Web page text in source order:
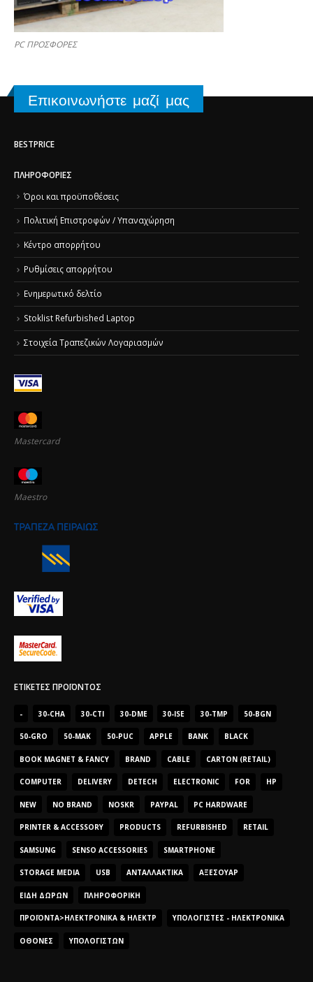
PC ΠΡΟΣΦΟΡΕΣ
Επικοινωνήστε μαζί μας
BESTPRICE
ΠΛΗΡΟΦΟΡΊΕΣ
Όροι και προϋποθέσεις
Πολιτική Επιστροφών / Υπαναχώρηση
Κέντρο απορρήτου
Ρυθμίσεις απορρήτου
Ενημερωτικό δελτίο
Stoklist Refurbished Laptop
Στοιχεία Τραπεζικών Λογαριασμών
Mastercard
Maestro
ΕΤΙΚΈΤΕΣ ΠΡΟΪΌΝΤΟΣ
- 30-CHA 30-CTI 30-DME 30-ISE 30-TMP 50-BGN
50-GRO 50-MAK 50-PUC APPLE BANK BLACK
BOOK MAGNET & FANCY BRAND CABLE CARTON (RETAIL)
COMPUTER DELIVERY DETECH ELECTRONIC FOR HP
NEW NO BRAND NOSKR PAYPAL PC HARDWARE
PRINTER & ACCESSORY PRODUCTS REFURBISHED RETAIL
SAMSUNG SENSO ACCESSORIES SMARTPHONE
STORAGE MEDIA USB ΑΝΤΑΛΛΑΚΤΙΚΆ ΑΞΕΣΟΥΆΡ
ΕΊΔΗ ΔΏΡΩΝ ΠΛΗΡΟΦΟΡΙΚΉ
ΠΡΟΪΌΝΤΑ>ΗΛΕΚΤΡΟΝΙΚΆ & ΗΛΕΚΤΡ ΥΠΟΛΟΓΙΣΤΈΣ - ΗΛΕΚΤΡΟΝΙΚΆ
ΟΘΌΝΕΣ ΥΠΟΛΟΓΙΣΤΏΝ